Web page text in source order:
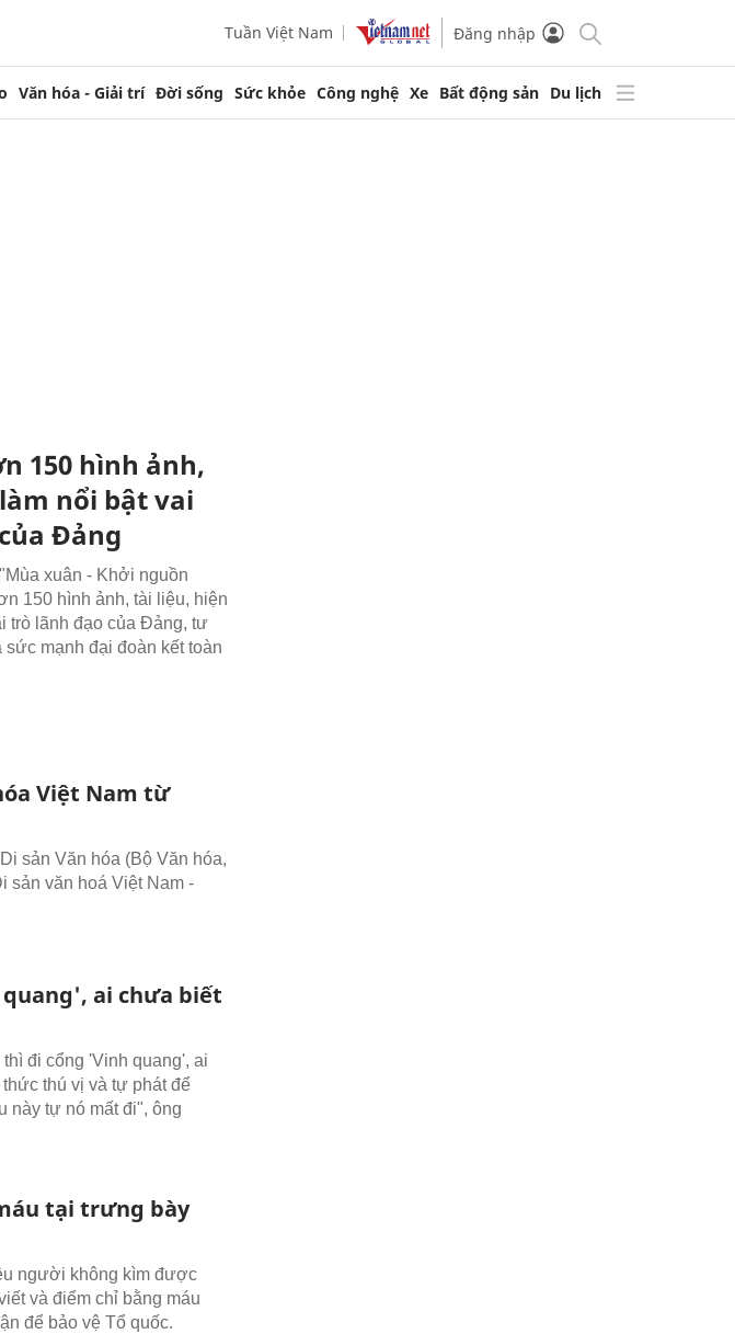
Tuần Việt Nam Đăng nhập
Văn hóa - Giải trí Đời sống Sức khỏe Công nghệ Xe Bất động sản Du lịch
150 hình ảnh,
nổi bật vai
Đảng
xuân - Khởi nguồn
150 hình ảnh, tài liệu, hiện
trò lãnh đạo của Đảng, tư
mạnh đại đoàn kết toàn
Việt Nam từ
sản Văn hóa (Bộ Văn hóa,
sản văn hoá Việt Nam -
ai chưa biết
đi cổng 'Vinh quang', ai
thú vị và tự phát để
này tự nó mất đi", ông
tại trưng bày
người không kìm được
và điểm chỉ bằng máu
để bảo vệ Tổ quốc.